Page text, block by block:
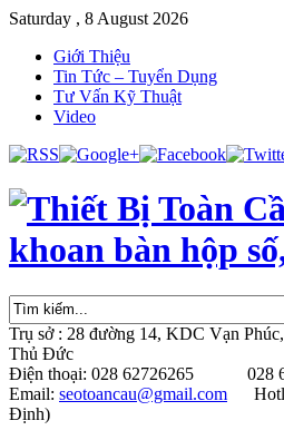
Saturday , 8 August 2026
Giới Thiệu
Tin Tức – Tuyển Dụng
Tư Vấn Kỹ Thuật
Video
khoan bàn hộp
Trụ sở : 28 đường 14, KDC Vạn
Thủ Đức
Điện thoại: 028 62726265 028
Email: seotoancau@gmail.com
Định)